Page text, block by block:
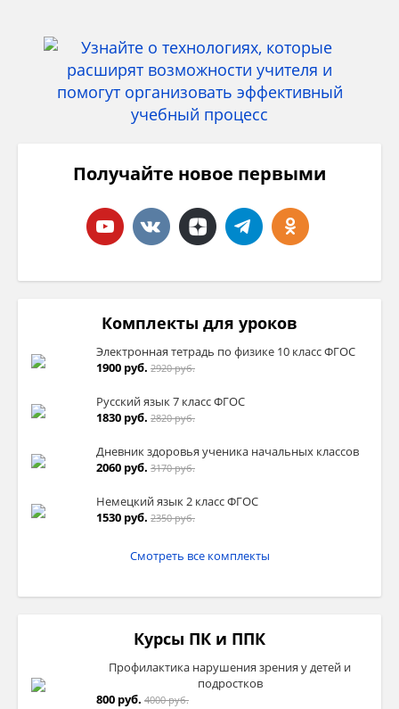
Получайте новое первыми
Комплекты для уроков
Электронная тетрадь по физике 10 класс ФГОС
1900 руб. 2920 руб.
Русский язык 7 класс ФГОС
1830 руб. 2820 руб.
Дневник здоровья ученика начальных классов
2060 руб. 3170 руб.
Немецкий язык 2 класс ФГОС
1530 руб. 2350 руб.
Смотреть все комплекты
Курсы ПК и ППК
Профилактика нарушения зрения у детей и
подростков
800 руб. 4000 руб.